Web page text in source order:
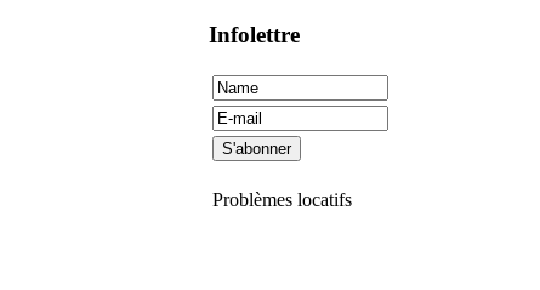
Infolettre
Problèmes locatifs